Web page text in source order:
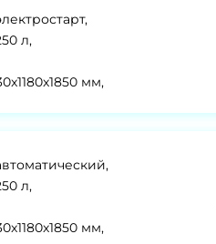
л,
мм,
л,
мм,